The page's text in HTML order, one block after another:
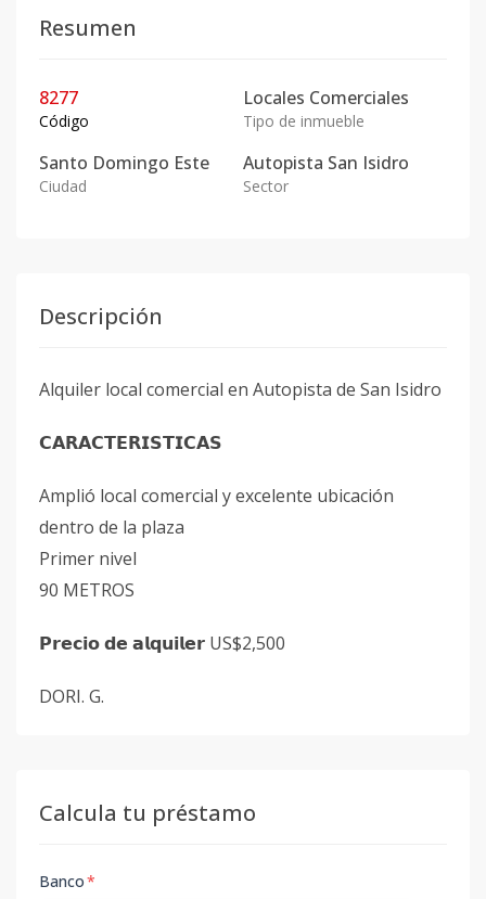
Resumen
8277
Código
Locales Comerciales
Tipo de inmueble
Santo Domingo Este
Ciudad
Autopista San Isidro
Sector
Descripción
Alquiler local comercial en Autopista de San Isidro
𝗖𝗔𝗥𝗔𝗖𝗧𝗘𝗥𝗜𝗦𝗧𝗜𝗖𝗔𝗦
Amplió local comercial y excelente ubicación
dentro de la plaza
Primer nivel
90 METROS
𝗣𝗿𝗲𝗰𝗶𝗼 𝗱𝗲 𝗮𝗹𝗾𝘂𝗶𝗹𝗲𝗿 US$2,500
DORI. G.
Calcula tu préstamo
Banco*